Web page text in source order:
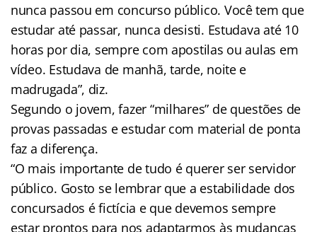
nunca passou em concurso público. Você tem que
estudar até passar, nunca desisti. Estudava até 10
horas por dia, sempre com apostilas ou aulas em
vídeo. Estudava de manhã, tarde, noite e
madrugada”, diz.
Segundo o jovem, fazer “milhares” de questões de
provas passadas e estudar com material de ponta
faz a diferença.
“O mais importante de tudo é querer ser servidor
público. Gosto se lembrar que a estabilidade dos
concursados é fictícia e que devemos sempre
estar prontos para nos adaptarmos às mudanças